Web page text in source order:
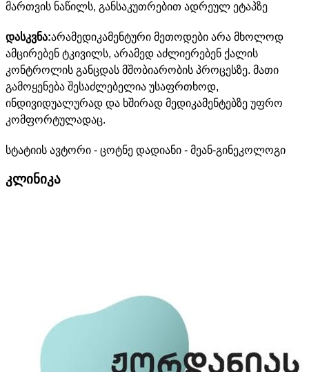
მართვის ნაწილს, განსაკუთრებით ადრეულ ეტაპზე
დასკვნა:არამედიკამენტური მეთოდები არა მხოლოდ
ამცირებენ ტკივილს, არამედ აძლიერებენ ქალის
კონტროლის განცდას მშობიარობის პროცესზე. მათი
გამოყენება შესაძლებელია უსაფრთხოდ,
ინდივიდუალურად და ხშირად მედიკამენტებზე უფრო
კომფორტულადაც.
სტატიის ავტორი - ცოტნე დადიანი - მეან-გინეკოლოგი
კლინიკა